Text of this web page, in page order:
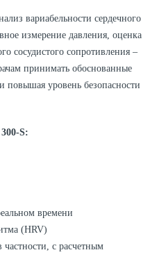
вариабельности сердечного
измерение давления, оценка
сосудистого сопротивления –
принимать обоснованные
уровень безопасности
S:
времени
(HRV)
с расчетным